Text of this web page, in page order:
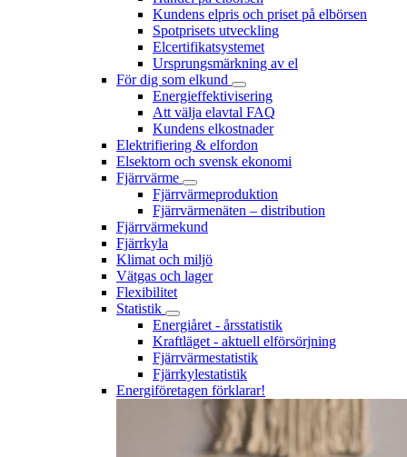
Kundens elpris och priset på elbörsen
Spotprisets utveckling
Elcertifikatsystemet
Ursprungsmärkning av el
För dig som elkund
Energieffektivisering
Att välja elavtal FAQ
Kundens elkostnader
Elektrifiering & elfordon
Elsektorn och svensk ekonomi
Fjärrvärme
Fjärrvärmeproduktion
Fjärrvärmenäten – distribution
Fjärrvärmekund
Fjärrkyla
Klimat och miljö
Vätgas och lager
Flexibilitet
Statistik
Energiåret - årsstatistik
Kraftläget - aktuell elförsörjning
Fjärrvärmestatistik
Fjärrkylestatistik
Energiföretagen förklarar!